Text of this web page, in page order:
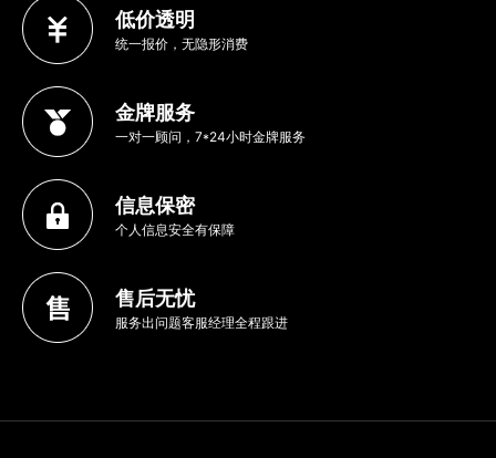
低价透明
统一报价，无隐形消费
金牌服务
一对一顾问，7*24小时金牌服务
信息保密
个人信息安全有保障
售后无忧
服务出问题客服经理全程跟进